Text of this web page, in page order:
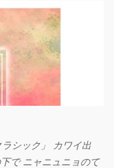
シック」 カワイ出
で ニャニュニョのて